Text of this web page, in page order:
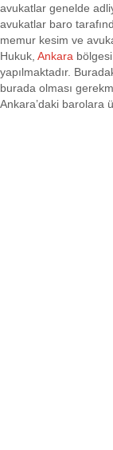
avukatlar genelde
avukatlar baro
memur kesim ve
Hukuk, Ankara
yapılmaktadır.
burada olması
Ankara’daki barolara